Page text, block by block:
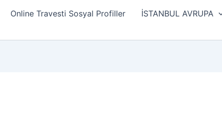
Online Travesti Sosyal Profiller
İSTANBUL AVRUPA